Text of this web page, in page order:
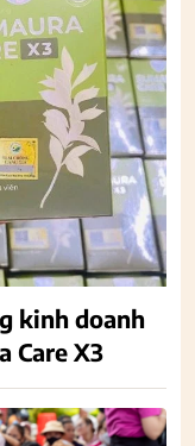
kinh doanh
Care X3